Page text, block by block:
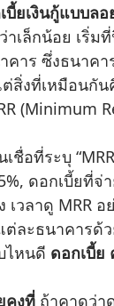
บี้ยเงินกู้แบบล
เล็กน้อย เริ่ม
าร ซึ่งธนาคา
สิ่งที่เหมือนกัน
(Minimum
ระบุ “MRR
ดอกเบี้ยที่จ่
ดู MRR อย่า
ต่ละธนาคารด้
หนดี ดอกเบี้ย
คงที่ ถ้าคาดว่า